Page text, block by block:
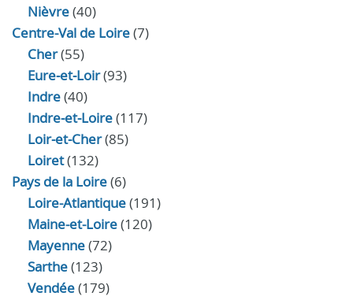
Nièvre(40)
Centre-Val de Loire(7)
Cher(55)
Eure‑et‑Loir(93)
Indre(40)
Indre‑et‑Loire(117)
Loir‑et‑Cher(85)
Loiret(132)
Pays de la Loire(6)
Loire-Atlantique(191)
Maine-et-Loire(120)
Mayenne(72)
Sarthe(123)
Vendée(179)